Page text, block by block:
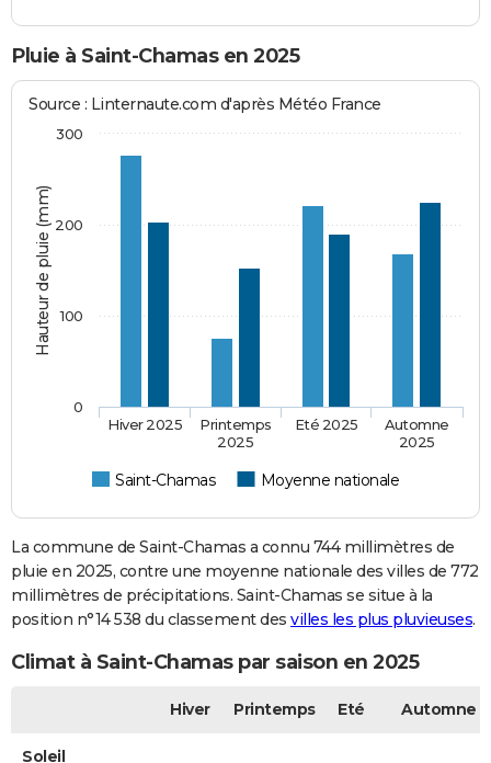
Pluie à Saint-Chamas en 2025
Hauteur de pluie (mm)
Source : Linternaute.com d'après Météo France
Saint-Chamas Moyenne nationale
Hiver 2025
Printemps
2025
Eté 2025
Automne
2025
0
100
200
300
La commune de Saint-Chamas a connu 744 millimètres de
pluie en 2025, contre une moyenne nationale des villes de 772
millimètres de précipitations. Saint-Chamas se situe à la
position n°14 538 du classement des villes les plus pluvieuses.
Climat à Saint-Chamas par saison en 2025
Hiver Printemps Eté Automne
Soleil